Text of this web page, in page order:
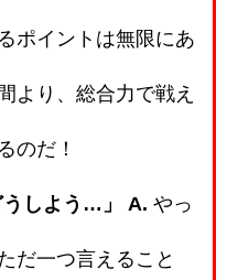
ポイントは無限にあ
より、総合力で戦え
のだ！
しよう…」 A. やっ
だ一つ言えること